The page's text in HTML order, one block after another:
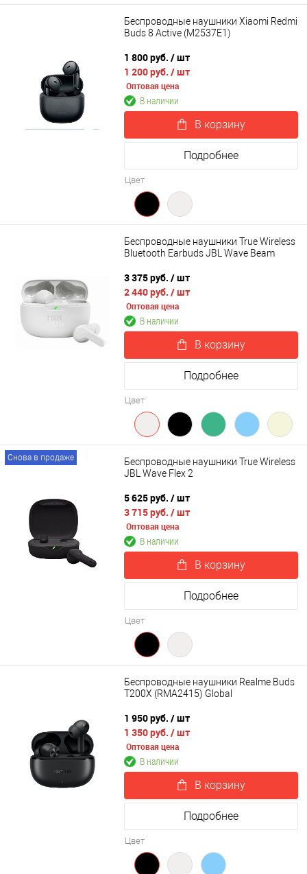
Беспроводные наушники Xiaomi Redmi
Buds 8 Active (M2537E1)
1 800 руб. / шт
1 200 руб. / шт
Оптовая цена
В наличии
В корзину
Подробнее
Цвет
Беспроводные наушники True Wireless
Bluetooth Earbuds JBL Wave Beam
3 375 руб. / шт
2 440 руб. / шт
Оптовая цена
В наличии
В корзину
Подробнее
Цвет
Снова в продаже
Беспроводные наушники True Wireless
JBL Wave Flex 2
5 625 руб. / шт
3 715 руб. / шт
Оптовая цена
В наличии
В корзину
Подробнее
Цвет
Беспроводные наушники Realme Buds
T200X (RMA2415) Global
1 950 руб. / шт
1 350 руб. / шт
Оптовая цена
В наличии
В корзину
Подробнее
Цвет